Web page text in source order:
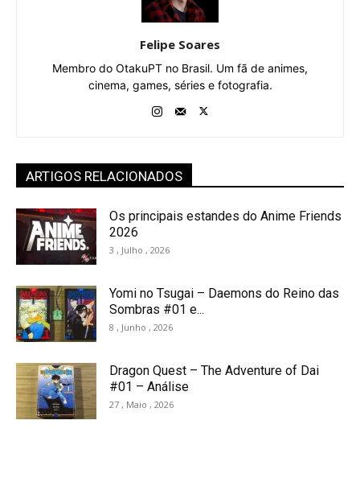
Felipe Soares
Membro do OtakuPT no Brasil. Um fã de animes,
cinema, games, séries e fotografia.
ARTIGOS RELACIONADOS
Os principais estandes do Anime Friends
2026
3 , Julho , 2026
Yomi no Tsugai – Daemons do Reino das
Sombras #01 e...
8 , Junho , 2026
Dragon Quest – The Adventure of Dai
#01 – Análise
27 , Maio , 2026